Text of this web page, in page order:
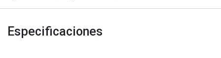
Especificaciones